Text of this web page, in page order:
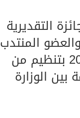
التقديرية
المنتدب
للبنك العربي الوطني وذلك خلال فعاليات ملتقى سكني 2021 بتنظيم من
الوزارة